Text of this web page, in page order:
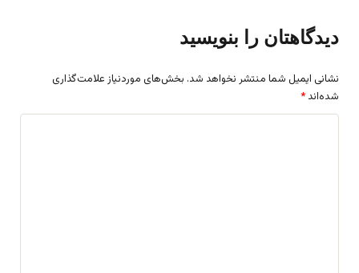
دیدگاهتان را بنویسید
نشانی ایمیل شما منتشر نخواهد شد. بخش‌های موردنیاز علامت‌گذاری
شده‌اند *